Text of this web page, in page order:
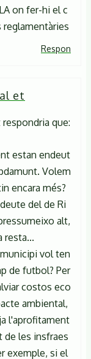
on fer-hi el c
Respon
et
que:
estan endeut
Volem
encara més?
del de Ri
alt,
resta...
vol ten
de futbol? Per
costos eco
ambiental,
l'aprofitament
de les insfraes
exemple, si el